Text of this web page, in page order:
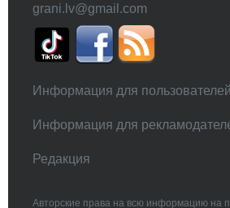
grani.lv@gmail.com
Информация для пользователей
Информация для
Редакция
Авторские права на всю информацию на